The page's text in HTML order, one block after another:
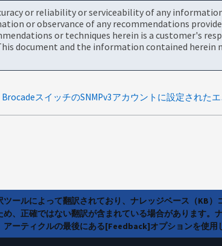
or reliability or serviceability of any
or observance of any recommendations
or techniques herein is a customer's
document and the information contained herein
ールによって翻訳されており、ナレッジベース（KB
、正確ではない翻訳が含まれている場合があります
ーティクルの最後にある[Feedback]オプションを使用